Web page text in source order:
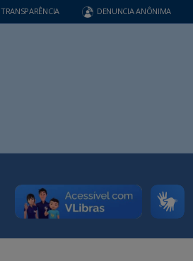
TRANSPARÊNCIA DENUNCIA ANÔNIMA